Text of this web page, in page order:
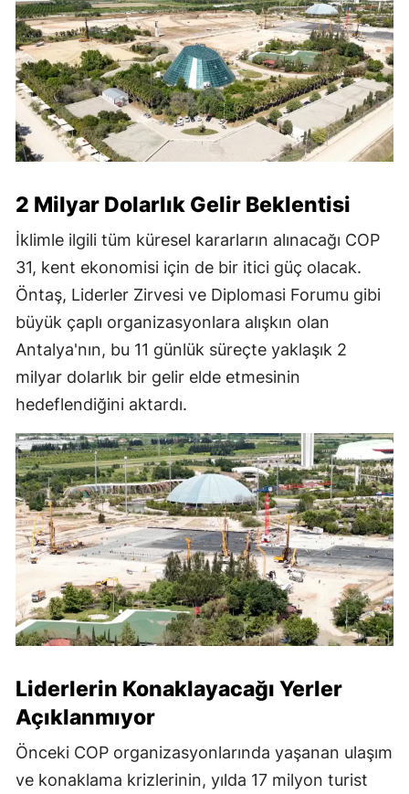
2 Milyar Dolarlık Gelir Beklentisi
İklimle ilgili tüm küresel kararların alınacağı COP
31, kent ekonomisi için de bir itici güç olacak.
Öntaş, Liderler Zirvesi ve Diplomasi Forumu gibi
büyük çaplı organizasyonlara alışkın olan
Antalya'nın, bu 11 günlük süreçte yaklaşık 2
milyar dolarlık bir gelir elde etmesinin
hedeflendiğini aktardı.
Liderlerin Konaklayacağı Yerler
Açıklanmıyor
Önceki COP organizasyonlarında yaşanan ulaşım
ve konaklama krizlerinin, yılda 17 milyon turist